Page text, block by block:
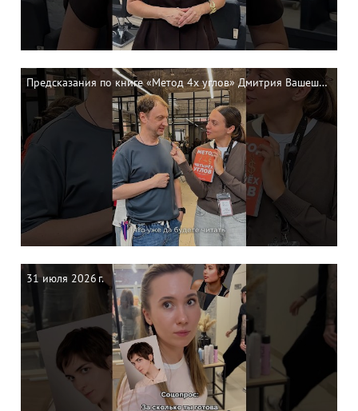
Предсказания по книге «Метод 4х углов» Дмитрия Вашешникова 🔥 #обучениепарикмахеров #haircut
31 июля 2026 г.